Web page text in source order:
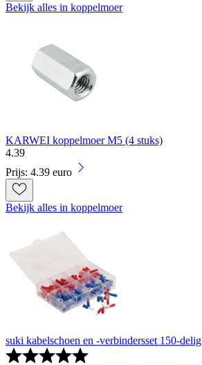
Bekijk alles in koppelmoer
KARWEI koppelmoer M5 (4 stuks)
4.39
Prijs: 4.39 euro
Bekijk alles in koppelmoer
suki kabelschoen en -verbindersset 150-delig